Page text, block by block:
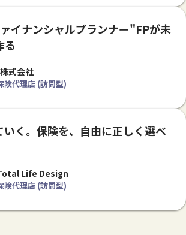
イナンシャルプランナー"FPが未
る
式会社
険代理店 (訪問型)
いく。保険を、自由に正しく選べ
Life Design
険代理店 (訪問型)